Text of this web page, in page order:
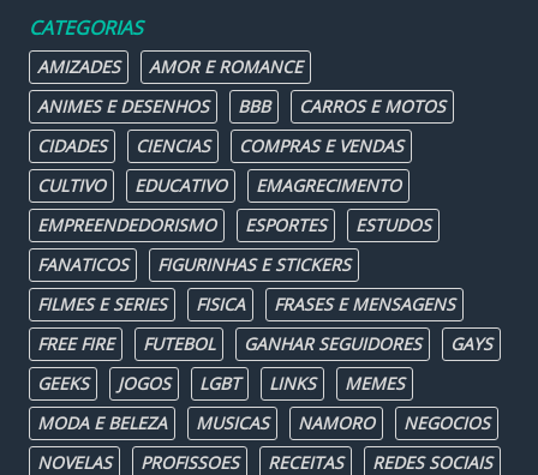
CATEGORIAS
AMIZADES
AMOR E ROMANCE
ANIMES E DESENHOS
BBB
CARROS E MOTOS
CIDADES
CIENCIAS
COMPRAS E VENDAS
CULTIVO
EDUCATIVO
EMAGRECIMENTO
EMPREENDEDORISMO
ESPORTES
ESTUDOS
FANATICOS
FIGURINHAS E STICKERS
FILMES E SERIES
FISICA
FRASES E MENSAGENS
FREE FIRE
FUTEBOL GANHAR SEGUIDORES
GAYS
GEEKS
JOGOS LGBT LINKS
MEMES
MODA E BELEZA
MUSICAS NAMORO
NEGOCIOS
NOVELAS
PROFISSOES RECEITAS
REDES SOCIAIS